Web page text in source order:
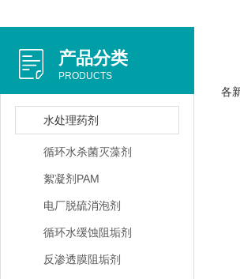
产品分类
PRODUCTS
水处理药剂
循环水杀菌灭藻剂
絮凝剂PAM
电厂脱硫消泡剂
循环水缓蚀阻垢剂
反渗透膜阻垢剂
各